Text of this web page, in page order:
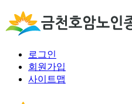
로그인
회원가입
사이트맵